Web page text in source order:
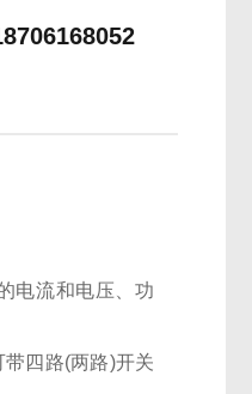
电流和电压、功
四路(两路)开关